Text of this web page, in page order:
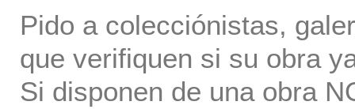
Pido a colecciónistas,
que verifiquen si su obra
Si disponen de una obra